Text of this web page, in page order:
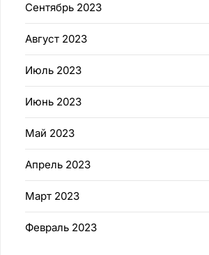
Сентябрь 2023
Август 2023
Июль 2023
Июнь 2023
Май 2023
Апрель 2023
Март 2023
Февраль 2023